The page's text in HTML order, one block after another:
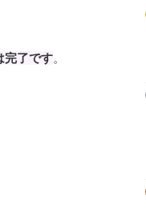
完了です。